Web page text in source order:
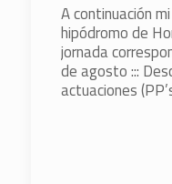
A continuación
hipódromo de
jornada
de agosto :::
actuaciones